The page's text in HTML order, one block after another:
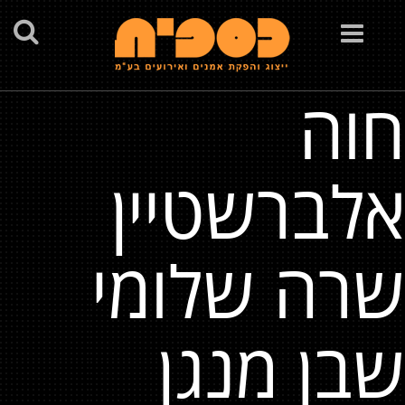
Toggle
navigation
חוה
אלברשטיין
שרה שלומי
שבן מנגן